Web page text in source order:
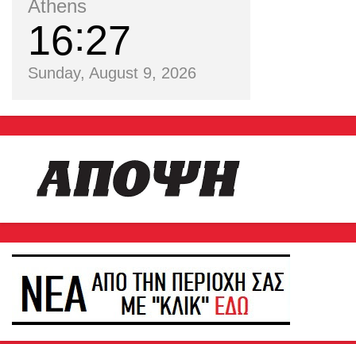
Athens
16 27
Sunday, August 9, 2026